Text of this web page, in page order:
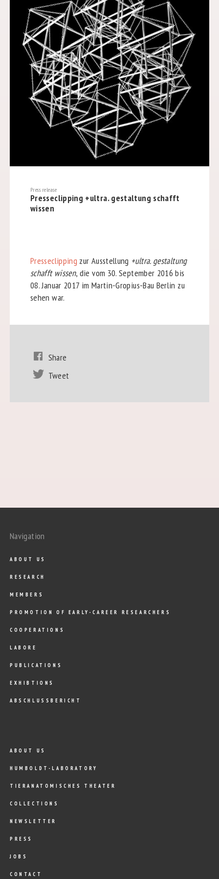
Press release
Presseclipping +ultra. gestaltung schafft
wissen
Presseclipping zur Ausstellung +ultra. gestaltung
schafft wissen, die vom 30. September 2016 bis
08. Januar 2017 im Martin-Gropius-Bau Berlin zu
sehen war.
Share
Tweet
Navigation
ABOUT US
RESEARCH
MEMBERS
PROMOTION OF EARLY-CAREER RESEARCHERS
COOPERATIONS
LABORE
PUBLICATIONS
EXHIBTIONS
ABSCHLUSSBERICHT
ABOUT US
HUMBOLDT-LABORATORY
TIERANATOMISCHES THEATER
COLLECTIONS
NEWSLETTER
PRESS
JOBS
CONTACT